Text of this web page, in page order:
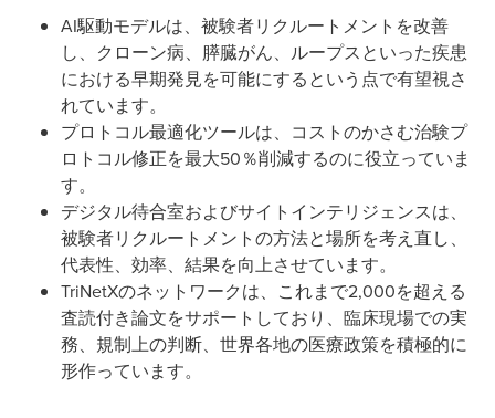
AI駆動モデルは、被験者リクルートメントを改善
し、クローン病、膵臓がん、ループスといった疾患
における早期発見を可能にするという点で有望視さ
れています。
プロトコル最適化ツールは、コストのかさむ治験プ
ロトコル修正を最大50％削減するのに役立っていま
す。
デジタル待合室およびサイトインテリジェンスは、
被験者リクルートメントの方法と場所を考え直し、
代表性、効率、結果を向上させています。
TriNetXのネットワークは、これまで2,000を超える
査読付き論文をサポートしており、臨床現場での実
務、規制上の判断、世界各地の医療政策を積極的に
形作っています。